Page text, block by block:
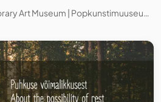
PoCo Pop And Contemporary Art Museum | Popkunstimuuseum, Tallinn